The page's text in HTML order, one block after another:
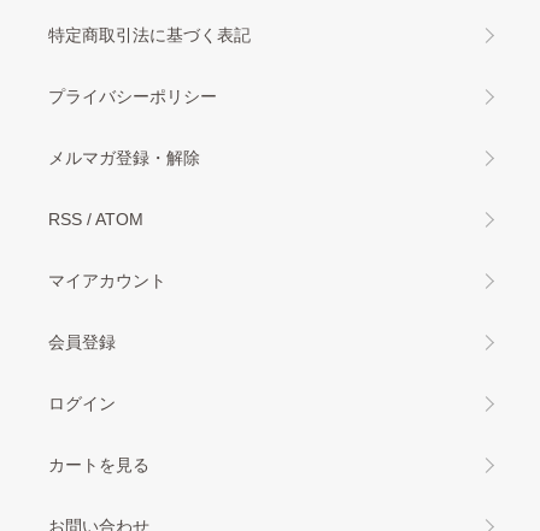
特定商取引法に基づく表記
プライバシーポリシー
メルマガ登録・解除
RSS /ATOM
マイアカウント
会員登録
ログイン
カートを見る
お問い合わせ